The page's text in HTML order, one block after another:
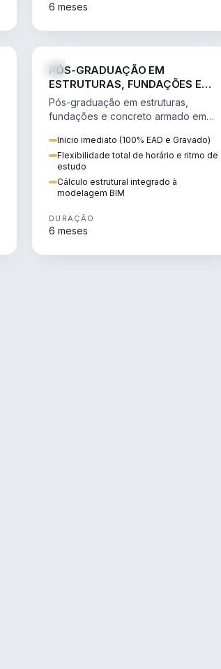
6 meses
PÓS-GRADUAÇÃO EM
ESTRUTURAS, FUNDAÇÕES E
CONCRETO ARMADO EM BIM
Pós-graduação em estruturas,
fundações e concreto armado em
concreto, pré-fabricadas e
fundações.
Inicio imediato (100% EAD e Gravado)
Flexibilidade total de horário e ritmo de
estudo
Cálculo estrutural integrado à
modelagem BIM
DURAÇÃO
6 meses